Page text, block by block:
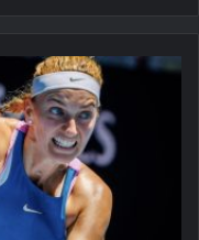
انطلاق